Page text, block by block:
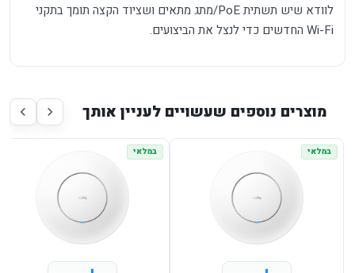
לוודא שיש תשתית PoE/מתג מתאים ושציוד הקצה תומך בתקני
Wi-Fi החדשים כדי לנצל את הביצועים.
מוצרים נוספים שעשויים לעניין אותך
במלאי במלאי